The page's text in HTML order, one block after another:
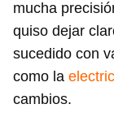
mucha
quiso dejar
sucedido con
como la
cambios.